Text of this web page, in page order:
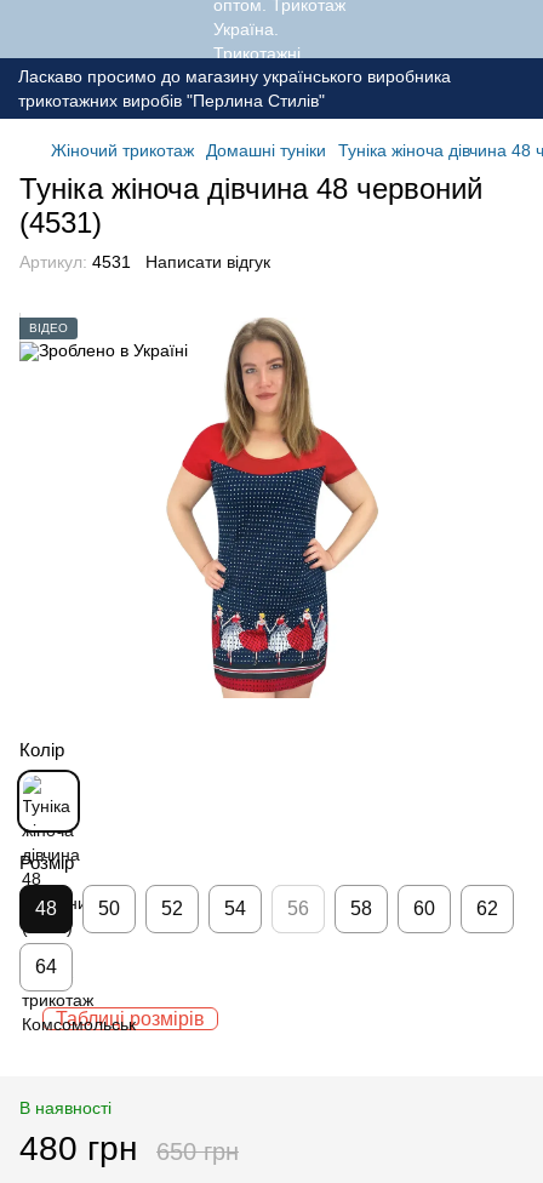
Ласкаво просимо до магазину українського виробника
трикотажних виробів "Перлина Стилів"
Жіночий трикотаж Домашні туніки Туніка жіноча дівчина
Туніка жіноча дівчина 48 червоний
(4531)
Артикул: 4531 Написати відгук
ВІДЕО
Колір
Розмір
48 50 52 54 56 58 60 62
64
Таблиці розмірів
В наявності
480 грн 650 грн